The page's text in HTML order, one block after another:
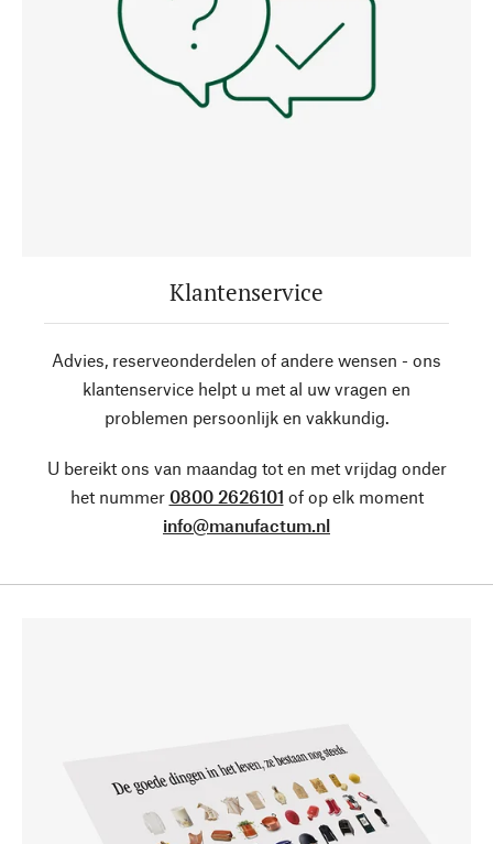
Klantenservice
Advies, reserveonderdelen of andere wensen - ons
klantenservice helpt u met al uw vragen en
problemen persoonlijk en vakkundig.
U bereikt ons van maandag tot en met vrijdag onder
het nummer 0800 2626101 of op elk moment
info@manufactum.nl